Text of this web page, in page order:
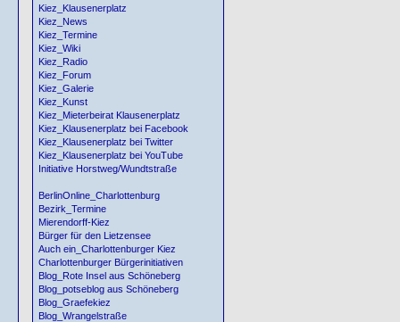
Kiez_Klausenerplatz
Kiez_News
Kiez_Termine
Kiez_Wiki
Kiez_Radio
Kiez_Forum
Kiez_Galerie
Kiez_Kunst
Kiez_Mieterbeirat Klausenerplatz
Kiez_Klausenerplatz bei Facebook
Kiez_Klausenerplatz bei Twitter
Kiez_Klausenerplatz bei YouTube
Initiative Horstweg/Wundtstraße
BerlinOnline_Charlottenburg
Bezirk_Termine
Mierendorff-Kiez
Bürger für den Lietzensee
Auch ein_Charlottenburger Kiez
Charlottenburger Bürgerinitiativen
Blog_Rote Insel aus Schöneberg
Blog_potseblog aus Schöneberg
Blog_Graefekiez
Blog_Wrangelstraße